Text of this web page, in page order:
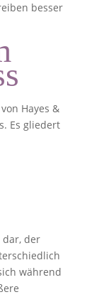
besser
Hayes &
Es gliedert
dar, der
während